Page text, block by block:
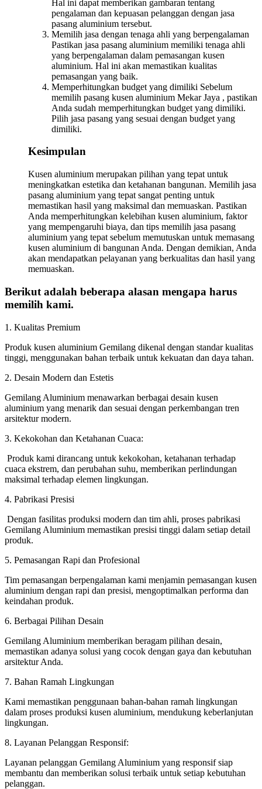
Hal ini dapat memberikan gambaran tentang
pengalaman dan kepuasan pelanggan dengan jasa
pasang aluminium tersebut.
Memilih jasa dengan tenaga ahli yang berpengalaman
Pastikan jasa pasang aluminium memiliki tenaga ahli
yang berpengalaman dalam pemasangan kusen
aluminium. Hal ini akan memastikan kualitas
pemasangan yang baik.
Memperhitungkan budget yang dimiliki Sebelum
memilih pasang kusen aluminium Mekar Jaya , pastikan
Anda sudah memperhitungkan budget yang dimiliki.
Pilih jasa pasang yang sesuai dengan budget yang
dimiliki.
Kesimpulan
Kusen aluminium merupakan pilihan yang tepat untuk
meningkatkan estetika dan ketahanan bangunan. Memilih jasa
pasang aluminium yang tepat sangat penting untuk
memastikan hasil yang maksimal dan memuaskan. Pastikan
Anda memperhitungkan kelebihan kusen aluminium, faktor
yang mempengaruhi biaya, dan tips memilih jasa pasang
aluminium yang tepat sebelum memutuskan untuk memasang
kusen aluminium di bangunan Anda. Dengan demikian, Anda
akan mendapatkan pelayanan yang berkualitas dan hasil yang
memuaskan.
Berikut adalah beberapa alasan mengapa harus
memilih kami.
1. Kualitas Premium
Produk kusen aluminium Gemilang dikenal dengan standar kualitas
tinggi, menggunakan bahan terbaik untuk kekuatan dan daya tahan.
2. Desain Modern dan Estetis
Gemilang Aluminium menawarkan berbagai desain kusen
aluminium yang menarik dan sesuai dengan perkembangan tren
arsitektur modern.
3. Kekokohan dan Ketahanan Cuaca:
Produk kami dirancang untuk kekokohan, ketahanan terhadap
cuaca ekstrem, dan perubahan suhu, memberikan perlindungan
maksimal terhadap elemen lingkungan.
4. Pabrikasi Presisi
Dengan fasilitas produksi modern dan tim ahli, proses pabrikasi
Gemilang Aluminium memastikan presisi tinggi dalam setiap detail
produk.
5. Pemasangan Rapi dan Profesional
Tim pemasangan berpengalaman kami menjamin pemasangan kusen
aluminium dengan rapi dan presisi, mengoptimalkan performa dan
keindahan produk.
6. Berbagai Pilihan Desain
Gemilang Aluminium memberikan beragam pilihan desain,
memastikan adanya solusi yang cocok dengan gaya dan kebutuhan
arsitektur Anda.
7. Bahan Ramah Lingkungan
Kami memastikan penggunaan bahan-bahan ramah lingkungan
dalam proses produksi kusen aluminium, mendukung keberlanjutan
lingkungan.
8. Layanan Pelanggan Responsif:
Layanan pelanggan Gemilang Aluminium yang responsif siap
membantu dan memberikan solusi terbaik untuk setiap kebutuhan
pelanggan.